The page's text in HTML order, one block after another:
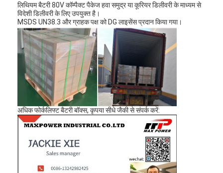
घर
उत्पादों
हमारे बारे में
कारखाना भ्रमण
संपर्क करें
लिथियम बैटरी 80V कॉम्पैक्ट पैकेज हवा समुद्र या कूरियर डिलीवरी के माध्यम से
विदेशी डिलीवरी के लिए उपयुक्त है।
MSDS UN38.3 और ग्राहक पक्ष को DG लाइसेंस प्रदान किया गया।
अधिक फोर्कलिफ्ट बैटरी बॉक्स, कृपया सीधे जैकी से संपर्क करें: